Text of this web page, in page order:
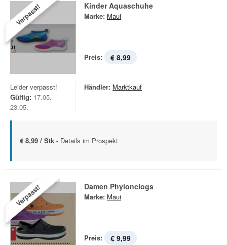
Verpasst! Kinder Aquaschuhe
Marke: Maui
Preis: € 8,99
Leider verpasst!
Gültig: 17.05. -
23.05.
Händler: Marktkauf
€ 8,99 / Stk - Details im Prospekt
Verpasst! Damen Phylonclogs
Marke: Maui
Preis: € 9,99